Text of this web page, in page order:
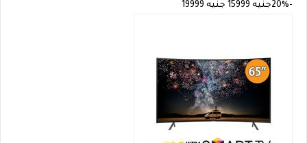
-20% جنيه 15999 جنيه 19999